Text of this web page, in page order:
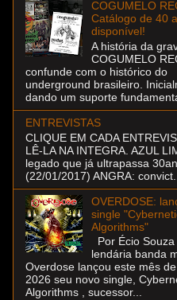
COGUMELO
Catálogo de 40
disponível!
A história da
COGUMELO
confunde com o histórico do
underground brasileiro.
dando um suporte
ENTREVISTAS
CLIQUE EM CADA
LÊ-LA NA INTEGRA. AZUL
legado que já ultrapassa
(22/01/2017) ANGRA: convict...
OVERDOSE:
single
Algorithms"
Por Écio Souza
lendária banda
Overdose lançou este mês
2026 seu novo single,
Algorithms , sucessor...